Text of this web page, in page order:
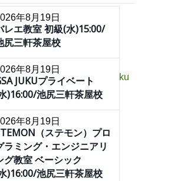
年8月19日
レエ教室 初級(水)15:00/
尻三軒茶屋校
年8月19日
JUKUプライベート
)16:00/池尻三軒茶屋校
年8月19日
（ステモン）プロ
ラミング・エンジニアリ
グ教室 ベーシック
)16:00/池尻三軒茶屋校